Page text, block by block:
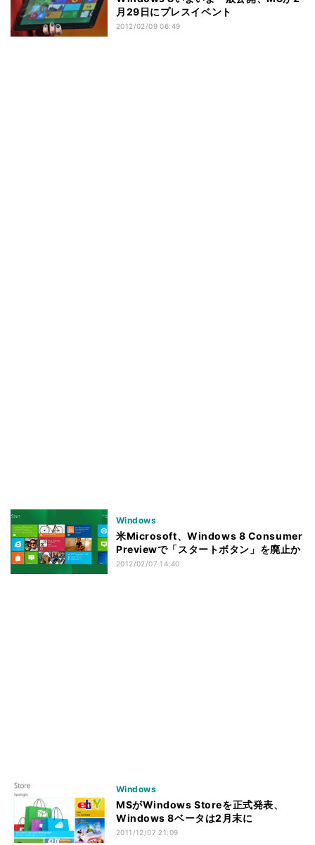
月29日にプレスイベント
2012/02/09 06:49
Windows
米Microsoft、Windows 8 Consumer
Previewで「スタートボタン」を廃止か
2012/02/07 14:40
Windows
MSがWindows Storeを正式発表、
Windows 8ベータは2月末に
2011/12/07 21:09